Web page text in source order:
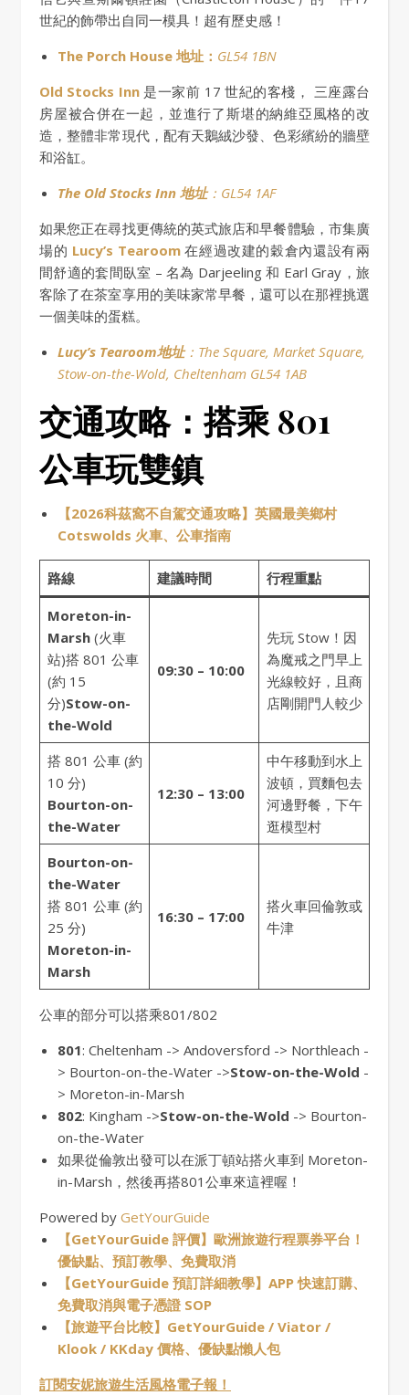
世紀的飾帶出自同一模具！超有歷史感！
The Porch House 地址： GL54 1BN
Old Stocks Inn是一家前 17 世紀的客棧， 三座露台
房屋被合併在一起，並進行了斯堪的納維亞風格的改
造，整體非常現代，配有天鵝絨沙發、色彩繽紛的牆壁
和浴缸。
The Old Stocks Inn 地址：GL54 1AF
如果您正在尋找更傳統的英式旅店和早餐體驗，市集廣
場的 Lucy’s Tearoom在經過改建的穀倉內還設有兩
間舒適的套間臥室 – 名為 Darjeeling 和 Earl Gray，旅
客除了在茶室享用的美味家常早餐，還可以在那裡挑選
一個美味的蛋糕。
Lucy’s Tearoom地址：The Square, Market Square,
Stow-on-the-Wold, Cheltenham GL54 1AB
交通攻略：搭乘 801
公車玩雙鎮
【2026科茲窩不自駕交通攻略】英國最美鄉村
Cotswolds 火車、公車指南
路線 建議時間 行程重點
Moreton-in-
Marsh(火車
站)搭 801 公車
(約 15
分)Stow-on-
the-Wold
09:30 – 10:00
先玩 Stow！因
為魔戒之門早上
光線較好，且商
店剛開門人較少
搭 801 公車 (約
10 分)
Bourton-on-
the-Water
12:30 – 13:00
中午移動到水上
波頓，買麵包去
河邊野餐，下午
逛模型村
Bourton-on-
the-Water
搭 801 公車 (約
25 分)
Moreton-in-
Marsh
16:30 – 17:00
搭火車回倫敦或
牛津
公車的部分可以搭乘801/802
801: Cheltenham -> Andoversford -> Northleach -
> Bourton-on-the-Water ->Stow-on-the-Wold -
> Moreton-in-Marsh
802: Kingham ->Stow-on-the-Wold -> Bourton-
on-the-Water
如果從倫敦出發可以在派丁頓站搭火車到 Moreton-
in-Marsh，然後再搭801公車來這裡喔！
Powered by GetYourGuide
【GetYourGuide 評價】歐洲旅遊行程票券平台！
優缺點、預訂教學、免費取消
【GetYourGuide 預訂詳細教學】APP 快速訂購、
免費取消與電子憑證 SOP
【旅遊平台比較】GetYourGuide / Viator /
Klook / KKday 價格、優缺點懶人包
訂閱安妮旅遊生活風格電子報！